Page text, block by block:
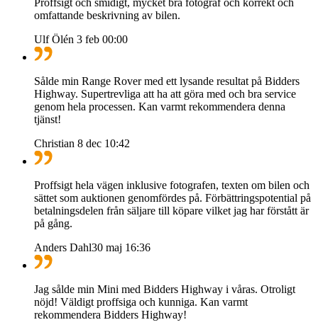
Proffsigt och smidigt, mycket bra fotograf och korrekt och
omfattande beskrivning av bilen.
Ulf Ölén 3 feb 00:00
Sålde min Range Rover med ett lysande resultat på Bidders
Highway. Supertrevliga att ha att göra med och bra service
genom hela processen. Kan varmt rekommendera denna
tjänst!
Christian 8 dec 10:42
Proffsigt hela vägen inklusive fotografen, texten om bilen och
sättet som auktionen genomfördes på. Förbättringspotential på
betalningsdelen från säljare till köpare vilket jag har förstått är
på gång.
Anders Dahl30 maj 16:36
Jag sålde min Mini med Bidders Highway i våras. Otroligt
nöjd! Väldigt proffsiga och kunniga. Kan varmt
rekommendera Bidders Highway!